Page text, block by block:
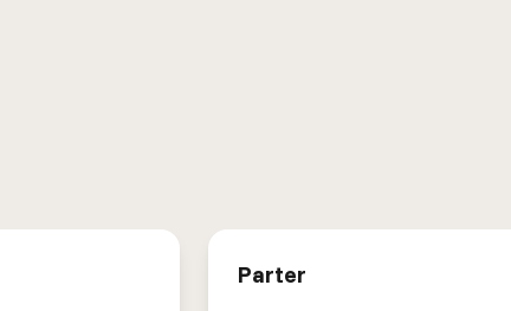
Parter